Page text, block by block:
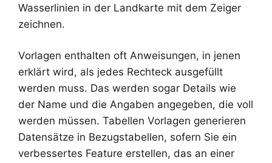
Wasserlinien in der Landkarte mit dem Zeiger
zeichnen.
Vorlagen enthalten oft Anweisungen, in jenen
erklärt wird, als jedes Rechteck ausgefüllt
werden muss. Das werden sogar Details wie
der Name und die Angaben angegeben, die voll
werden müssen. Tabellen Vorlagen generieren
Datensätze in Bezugstabellen, sofern Sie ein
verbessertes Feature erstellen, das an einer